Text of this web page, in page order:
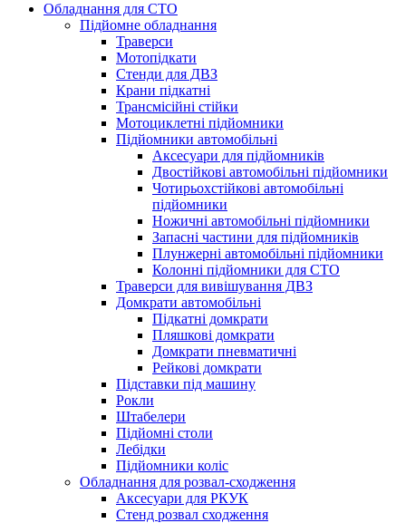
Обладнання для СТО
Підйомне обладнання
Траверси
Мотопідкати
Стенди для ДВЗ
Крани підкатні
Трансмісійні стійки
Мотоциклетні підйомники
Підйомники автомобільні
Аксесуари для підйомників
Двостійкові автомобільні підйомники
Чотирьохстійкові автомобільні
підйомники
Ножичні автомобільні підйомники
Запасні частини для підйомників
Плунжерні автомобільні підйомники
Колонні підйомники для СТО
Траверси для вивішування ДВЗ
Домкрати автомобільні
Підкатні домкрати
Пляшкові домкрати
Домкрати пневматичні
Рейкові домкрати
Підставки під машину
Рокли
Штабелери
Підйомні столи
Лебідки
Підйомники коліс
Обладнання для розвал-сходження
Аксесуари для РКУК
Стенд розвал сходження